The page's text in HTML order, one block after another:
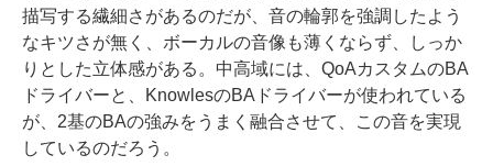
描写する繊細さがあるのだが、音の輪郭を強調したよう
なキツさが無く、ボーカルの音像も薄くならず、しっか
りとした立体感がある。中高域には、QoAカスタムのBA
ドライバーと、KnowlesのBAドライバーが使われている
が、2基のBAの強みをうまく融合させて、この音を実現
しているのだろう。